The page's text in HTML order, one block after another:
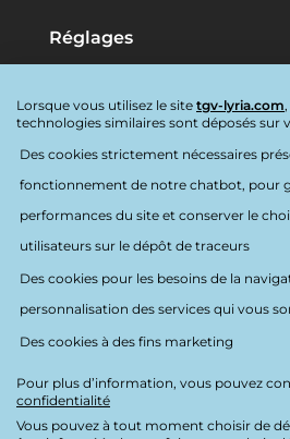
Réglages
Destination:France
Accessibilité
Nous suivre
Lorsque vous utilisez le site tgv-lyria.com
technologies similaires sont déposés sur
Des cookies strictement nécessaires
fonctionnement de notre chatbot, pour
performances du site et conserver le
utilisateurs sur le dépôt de traceurs
Des cookies pour les besoins de la
personnalisation des services qui vous
Des cookies à des fins marketing
Pour plus d’information, vous pouvez
confidentialité
Vous pouvez à tout moment choisir de